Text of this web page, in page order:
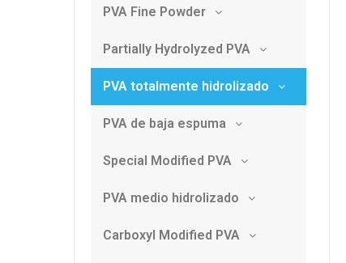
PVA Fine Powder
Partially Hydrolyzed PVA
PVA totalmente hidrolizado
PVA de baja espuma
Special Modified PVA
PVA medio hidrolizado
Carboxyl Modified PVA